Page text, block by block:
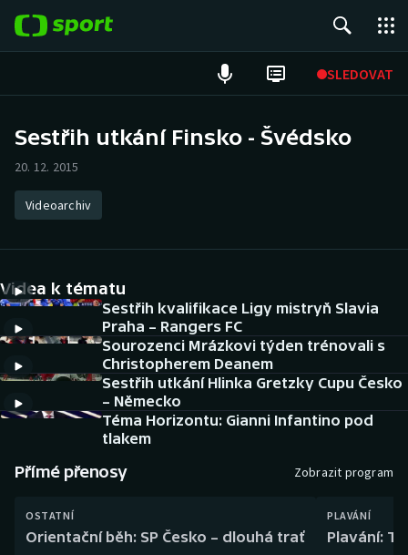
SLEDOVAT
Hokej
Tenis
Atletika
Cyklistika
DALŠÍ SPORTY
Americký fotbal
Baseball a softbal
Basketbal
Biatlon
NEPŘEHLÉDNĚTE
Soutěže
Historické návraty
Aplikace ČT sport
Sestřih utkání Finsko - Švédsko
20. 12. 2015
Videoarchiv
Videa k tématu
Sestřih kvalifikace Ligy mistryň Slavia
Praha – Rangers FC
Sourozenci Mrázkovi týden trénovali s
Christopherem Deanem
Sestřih utkání Hlinka Gretzky Cupu Česko
– Německo
Téma Horizontu: Gianni Infantino pod
tlakem
Přímé přenosy Zobrazit program
OSTATNÍ
Orientační běh: SP Česko – dlouhá trať
PLAVÁNÍ
Plavání: